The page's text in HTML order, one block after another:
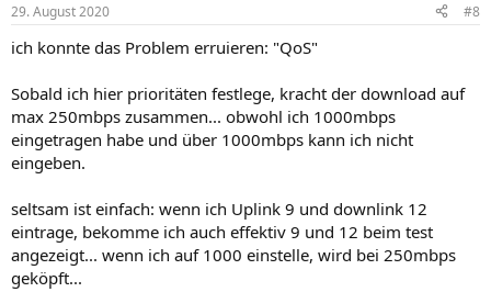
e
:
29. August 2020 #8
ich konnte das Problem erruieren: "QoS"
Sobald ich hier prioritäten festlege, kracht der download auf
max 250mbps zusammen... obwohl ich 1000mbps
eingetragen habe und über 1000mbps kann ich nicht
eingeben.
seltsam ist einfach: wenn ich Uplink 9 und downlink 12
eintrage, bekomme ich auch effektiv 9 und 12 beim test
angezeigt... wenn ich auf 1000 einstelle, wird bei 250mbps
geköpft...